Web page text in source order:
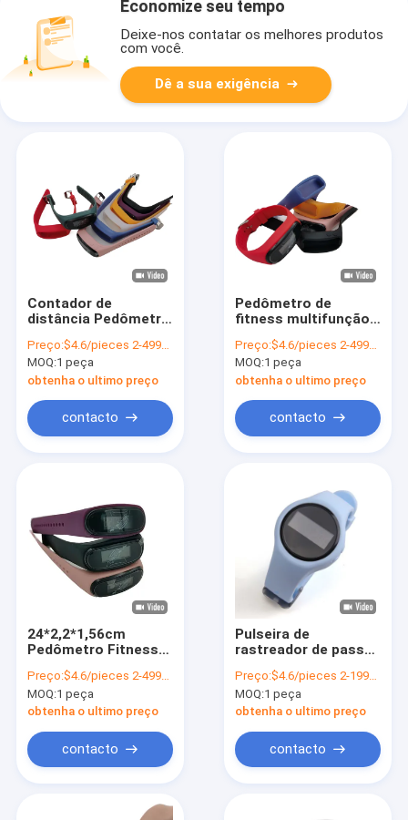
Economize seu tempo
Deixe-nos contatar os melhores produtos
com você.
Dê a sua exigência
Contador de
distância Pedômetro
passo Caloric
Tracker silicone
Preço:$4.6/pieces 2-4999 pieces
MOQ:1 peça
obtenha o ultimo preço
contacto
Pedômetro de
fitness multifunção
contador pulseira
com rastreador de
calorias
Preço:$4.6/pieces 2-4999 pieces
MOQ:1 peça
obtenha o ultimo preço
contacto
24*2,2*1,56cm
Pedômetro Fitness
rastreador de passo
à prova d'água
Preço:$4.6/pieces 2-4999 pieces
MOQ:1 peça
obtenha o ultimo preço
contacto
Pulseira de
rastreador de passo
fitness
personalizada
Wearable Break Time
Preço:$4.6/pieces 2-1999 pieces
MOQ:1 peça
obtenha o ultimo preço
contacto